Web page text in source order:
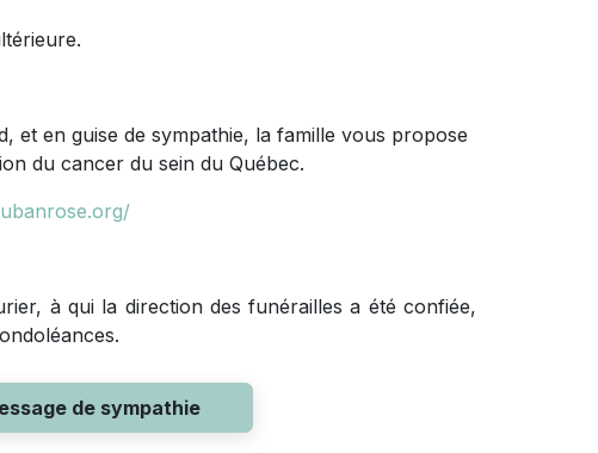
et en guise de sympathie, la famille vous propose
du cancer du sein du Québec.
à qui la direction des funérailles a été confiée,
de sympathie